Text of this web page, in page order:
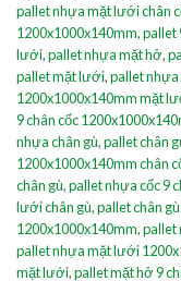
pallet nhựa mặt lưới chân
1200x1000x140mm,pallet
lưới,pallet nhựa mặt hở,
pallet mặt lưới,pallet nhựa
1200x1000x140mm mặt
9 chân cốc
nhựa chân gù,pallet chân
1200x1000x140mm chân
chân gù,pallet nhựa cốc 9
lưới chân gù,pallet chân
1200x1000x140mm,pallet
pallet nhựa mặt lưới
mặt lưới,pallet mặt hở 9